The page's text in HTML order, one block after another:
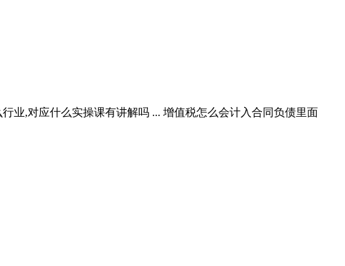
业,对应什么实操课有讲解吗 ... 增值税怎么会计入合同负债里面